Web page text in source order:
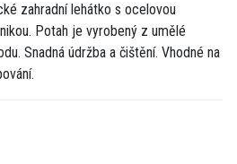
zahradní lehátko s ocelovou
Potah je vyrobený z umělé
Snadná údržba a čištění. Vhodné na